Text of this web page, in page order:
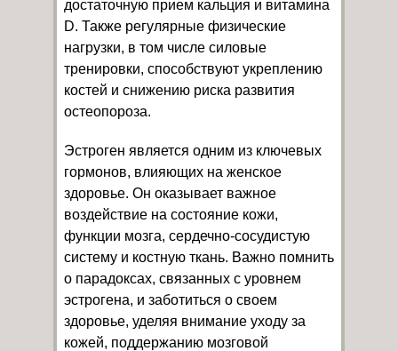
достаточную прием кальция и витамина
D. Также регулярные физические
нагрузки, в том числе силовые
тренировки, способствуют укреплению
костей и снижению риска развития
остеопороза.
Эстроген является одним из ключевых
гормонов, влияющих на женское
здоровье. Он оказывает важное
воздействие на состояние кожи,
функции мозга, сердечно-сосудистую
систему и костную ткань. Важно помнить
о парадоксах, связанных с уровнем
эстрогена, и заботиться о своем
здоровье, уделяя внимание уходу за
кожей, поддержанию мозговой